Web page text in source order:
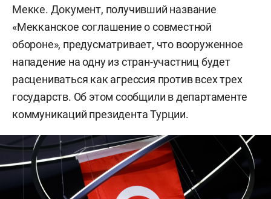
Мекке. Документ, получивший название
«Мекканское соглашение о совместной
обороне», предусматривает, что вооруженное
нападение на одну из стран-участниц будет
расцениваться как агрессия против всех трех
государств. Об этом сообщили в департаменте
коммуникаций президента Турции.